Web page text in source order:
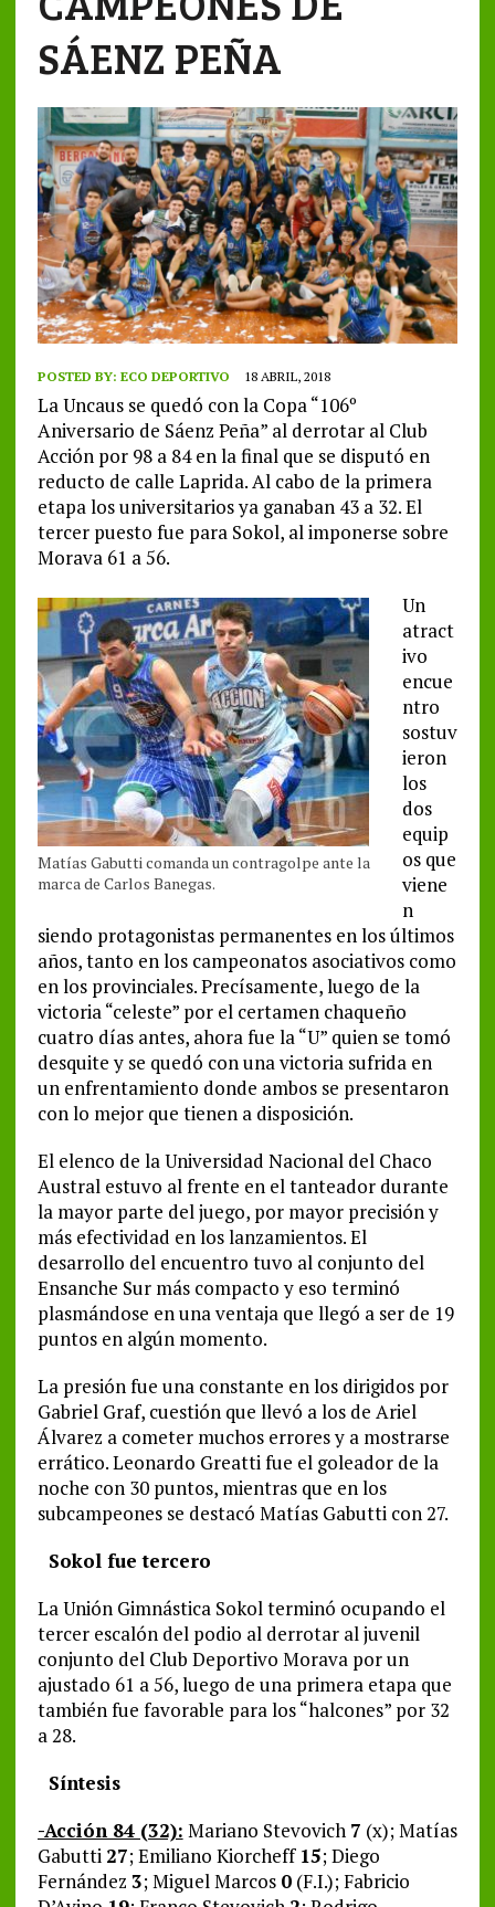
SÁENZ PEÑA
POSTED BY: ECO DEPORTIVO 18 ABRIL, 2018
La Uncaus se quedó con la Copa “106º
Aniversario de Sáenz Peña” al derrotar al Club
Acción por 98 a 84 en la final que se disputó en
reducto de calle Laprida. Al cabo de la primera
etapa los universitarios ya ganaban 43 a 32. El
tercer puesto fue para Sokol, al imponerse sobre
Morava 61 a 56.
Matías Gabutti comanda un contragolpe ante la
marca de Carlos Banegas.
Un
atract
ivo
encue
ntro
sostuv
ieron
los
dos
equip
os que
viene
n
siendo protagonistas permanentes en los últimos
años, tanto en los campeonatos asociativos como
en los provinciales. Precísamente, luego de la
victoria “celeste” por el certamen chaqueño
cuatro días antes, ahora fue la “U” quien se tomó
desquite y se quedó con una victoria sufrida en
un enfrentamiento donde ambos se presentaron
con lo mejor que tienen a disposición.
El elenco de la Universidad Nacional del Chaco
Austral estuvo al frente en el tanteador durante
la mayor parte del juego, por mayor precisión y
más efectividad en los lanzamientos. El
desarrollo del encuentro tuvo al conjunto del
Ensanche Sur más compacto y eso terminó
plasmándose en una ventaja que llegó a ser de 19
puntos en algún momento.
La presión fue una constante en los dirigidos por
Gabriel Graf, cuestión que llevó a los de Ariel
Álvarez a cometer muchos errores y a mostrarse
errático. Leonardo Greatti fue el goleador de la
noche con 30 puntos, mientras que en los
subcampeones se destacó Matías Gabutti con 27.
Sokol fue tercero
La Unión Gimnástica Sokol terminó ocupando el
tercer escalón del podio al derrotar al juvenil
conjunto del Club Deportivo Morava por un
ajustado 61 a 56, luego de una primera etapa que
también fue favorable para los “halcones” por 32
a 28.
Síntesis
-Acción 84 (32): Mariano Stevovich 7 (x); Matías
Gabutti 27; Emiliano Kiorcheff 15; Diego
Fernández 3; Miguel Marcos 0(F.I.); Fabricio